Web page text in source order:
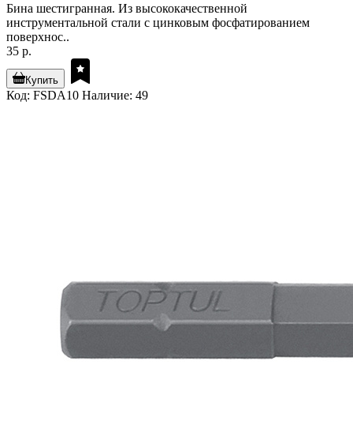
Бина шестигранная. Из высококачественной
инструментальной стали с цинковым фосфатированием
поверхнос..
35 р.
Купить
Код: FSDA10 Наличие: 49